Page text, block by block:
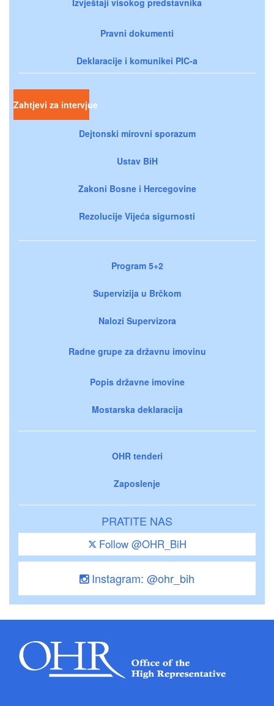
Pravni dokumenti
Deklaracije i komunikei PIC-a
Zahtjevi za intervjue
Dejtonski mirovni sporazum
Ustav BiH
Zakoni Bosne i Hercegovine
Rezolucije Vijeća sigurnosti
Program 5+2
Supervizija u Brčkom
Nalozi Supervizora
Radne grupe za državnu imovinu
Popis državne imovine
Mostarska deklaracija
OHR tenderi
Zaposlenje
PRATITE NAS
Follow @OHR_BiH
Instagram: @ohr_bih